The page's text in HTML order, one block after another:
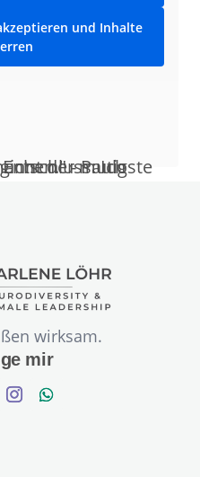
und Inhalte
wirksam.
mir